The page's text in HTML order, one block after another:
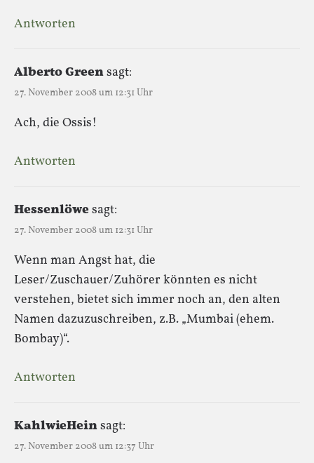
Antworten
Alberto Greensagt:
27. November 2008 um 12:31 Uhr
Ach, die Ossis!
Antworten
Hessenlöwesagt:
27. November 2008 um 12:31 Uhr
Wenn man Angst hat, die
Leser/Zuschauer/Zuhörer könnten es nicht
verstehen, bietet sich immer noch an, den alten
Namen dazuzuschreiben, z.B. „Mumbai (ehem.
Bombay)“.
Antworten
KahlwieHeinsagt:
27. November 2008 um 12:37 Uhr